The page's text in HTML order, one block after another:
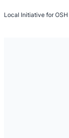
Local Initiative for